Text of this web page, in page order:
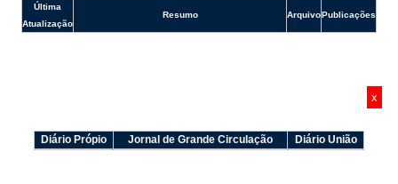
Última
Atualização
Resumo ArquivoPublicações
x
Diário Própio Jornal de Grande Circulação Diário União